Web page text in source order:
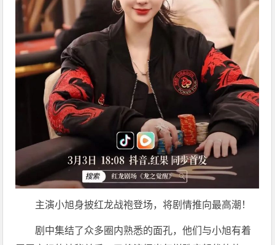
主演小旭身披红龙战袍登场，将剧情推向最高潮！
剧中集结了众多圈内熟悉的面孔，他们与小旭有着